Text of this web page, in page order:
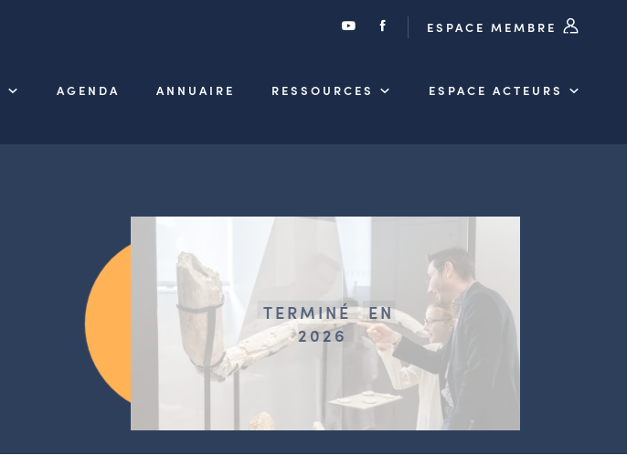
ESPACE MEMBRE
AGENDA ANNUAIRE RESSOURCES ESPACE ACTEURS
TERMINÉ
EN
2026